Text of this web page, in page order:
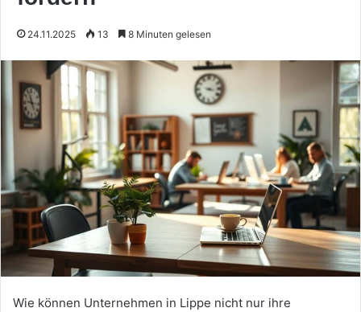
24.11.2025 13 8 Minuten gelesen
Wie können Unternehmen in Lippe nicht nur ihre